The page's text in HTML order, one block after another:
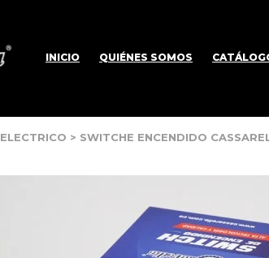
INICIO QUIÉNES SOMOS
ELECTRICO > SWITCHE ENCENDIDO